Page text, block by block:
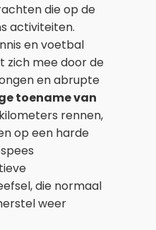
die op de
activiteiten.
en voetbal
zich mee door de
en abrupte
toename van
rennen,
op een harde
die normaal
weer